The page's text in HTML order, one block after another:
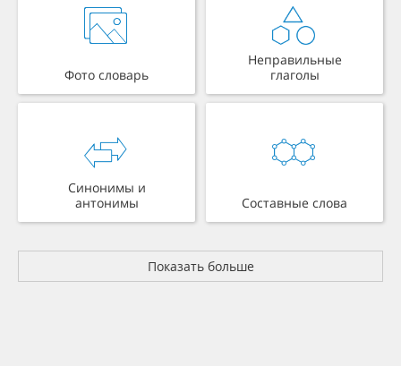
Фото словарь
Неправильные
глаголы
Синонимы и
антонимы
Составные слова
Показать больше